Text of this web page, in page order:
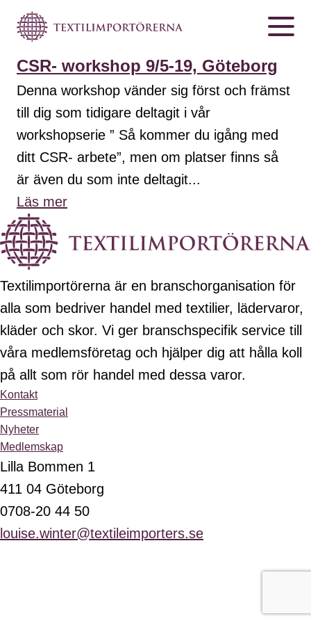
CSR- workshop 9/5-19, Göteborg
Denna workshop vänder sig först och främst
till dig som tidigare deltagit i vår
workshopserie ” Så kommer du igång med
ditt CSR- arbete”, men om platser finns så
är även du som inte deltagit...
Läs mer
Textilimportörerna är en branschorganisation för
alla som bedriver handel med textilier, lädervaror,
kläder och skor. Vi ger branschspecifik service till
våra medlemsföretag och hjälper dig att hålla koll
på allt som rör handel med dessa varor.
Kontakt
Pressmaterial
Nyheter
Medlemskap
Lilla Bommen 1
411 04 Göteborg
0708-20 44 50
louise.winter@textileimporters.se